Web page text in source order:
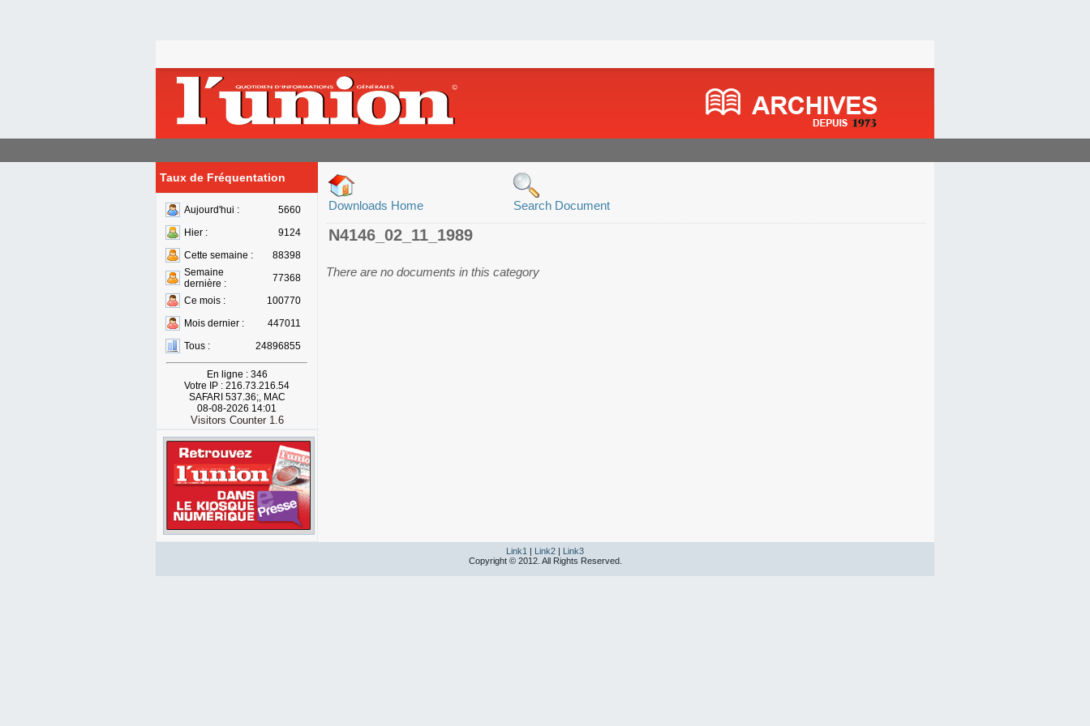
Taux de Fréquentation
Aujourd'hui :
5660
Hier :
9124
Cette semaine :
88398
Semaine
dernière :
77368
Ce mois :
100770
Mois dernier :
447011
Tous :
24896855
En ligne : 346
Votre IP : 216.73.216.54
SAFARI 537.36;, MAC
08-08-2026 14:01
Visitors Counter 1.6
Downloads Home Search Document
N4146_02_11_1989
There are no documents in this category
Link1 | Link2 | Link3
Copyright © 2012. All Rights Reserved.